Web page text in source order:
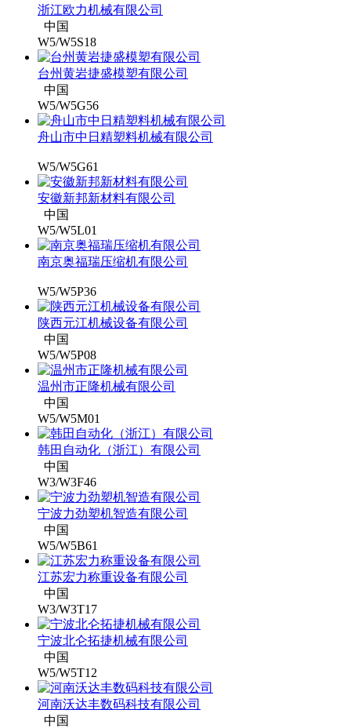
浙江欧力机械有限公司
中国
W5/W5S18
台州黄岩捷盛模塑有限公司
中国
W5/W5G56
舟山市中日精塑料机械有限公司
W5/W5G61
安徽新邦新材料有限公司
中国
W5/W5L01
南京奥福瑞压缩机有限公司
W5/W5P36
陕西元江机械设备有限公司
中国
W5/W5P08
温州市正隆机械有限公司
中国
W5/W5M01
韩田自动化（浙江）有限公司
中国
W3/W3F46
宁波力劲塑机智造有限公司
中国
W5/W5B61
江苏宏力称重设备有限公司
中国
W3/W3T17
宁波北仑拓捷机械有限公司
中国
W5/W5T12
河南沃达丰数码科技有限公司
中国